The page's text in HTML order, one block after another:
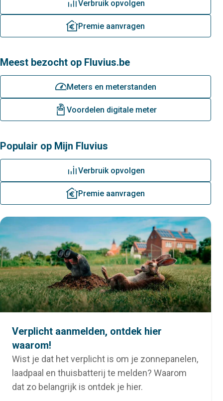
grafiekVerbruik opvolgen
premiePremie aanvragen
Meest bezocht op Fluvius.be
meterstandenMeters en meterstanden
digitale-meter Voordelen digitale meter
Populair op Mijn Fluvius
grafiekVerbruik opvolgen
premiePremie aanvragen
Verplicht aanmelden, ontdek hier
waarom!
Wist je dat het verplicht is om je zonnepanelen,
laadpaal en thuisbatterij te melden? Waarom
dat zo belangrijk is ontdek je hier.